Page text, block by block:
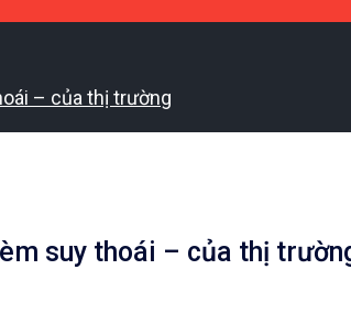
– của thị trường
suy thoái – của thị